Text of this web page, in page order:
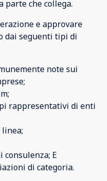
parte che collega.
e approvare
dai seguenti tipi di
note sui
rappresentativi di enti
E
di categoria.